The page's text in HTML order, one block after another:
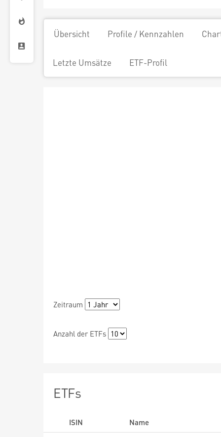
Übersicht Profile / Kennzahlen
Letzte Umsätze ETF-Profil
Zeitraum
Anzahl der ETFs
ETFs
ISIN
Name